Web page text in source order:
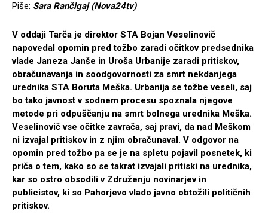
Piše: Sara Rančigaj (Nova24tv)
V oddaji Tarča je direktor STA Bojan Veselinovič
napovedal opomin pred tožbo zaradi očitkov predsednika
vlade Janeza Janše in Uroša Urbanije zaradi pritiskov,
obračunavanja in soodgovornosti za smrt nekdanjega
urednika STA Boruta Meška. Urbanija se tožbe veseli, saj
bo tako javnost v sodnem procesu spoznala njegove
metode pri odpuščanju na smrt bolnega urednika Meška.
Veselinovič vse očitke zavrača, saj pravi, da nad Meškom
ni izvajal pritiskov in z njim obračunaval. V odgovor na
opomin pred tožbo pa se je na spletu pojavil posnetek, ki
priča o tem, kako so se takrat izvajali pritiski na urednika,
kar so ostro obsodili v Združenju novinarjev in
publicistov, ki so Pahorjevo vlado javno obtožili političnih
pritiskov.